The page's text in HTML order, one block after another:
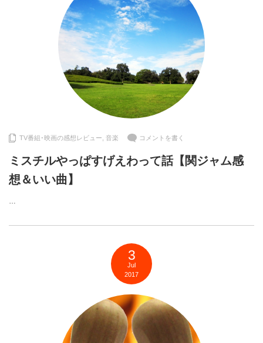
TV番組･映画の感想レビュー 音楽 コメントを書く
ミスチルやっぱすげえわって話【関ジャム感
想＆いい曲】
…
3
Jul
2017